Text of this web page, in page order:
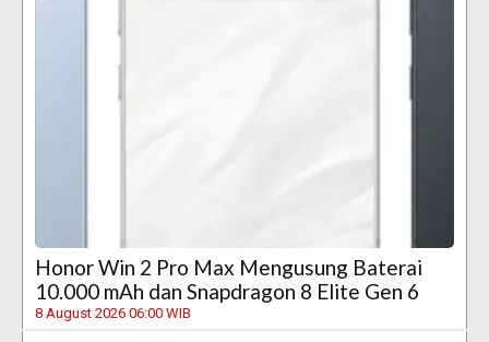
Honor Win 2 Pro Max Mengusung Baterai
10.000 mAh dan Snapdragon 8 Elite Gen 6
8 August 2026 06:00 WIB